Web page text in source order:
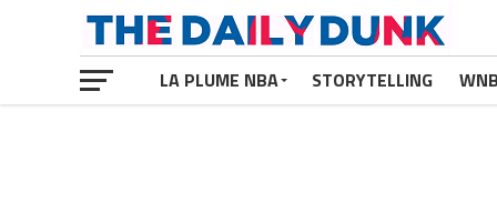
LA PLUME NBA STORYTELLING